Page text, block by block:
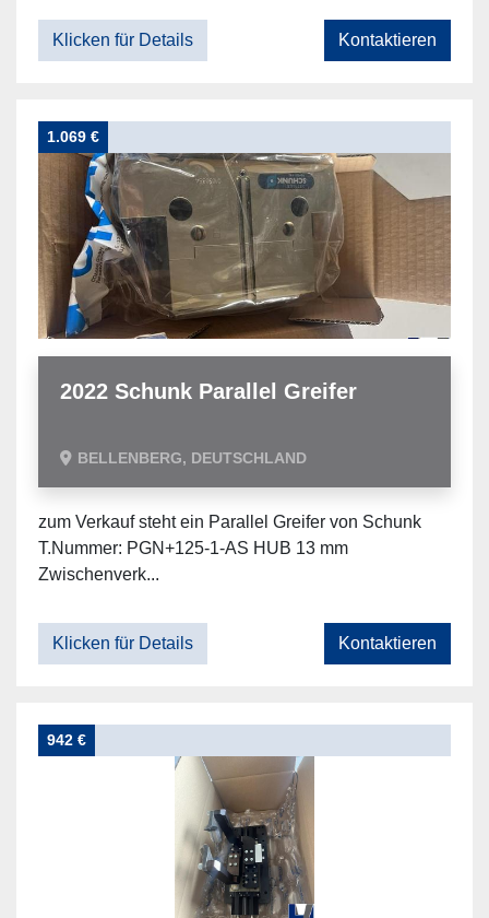
Klicken für Details Kontaktieren
1.069 €
2022 Schunk Parallel Greifer
BELLENBERG, DEUTSCHLAND
zum Verkauf steht ein Parallel Greifer von Schunk
T.Nummer: PGN+125-1-AS HUB 13 mm
Zwischenverk...
Klicken für Details Kontaktieren
942 €